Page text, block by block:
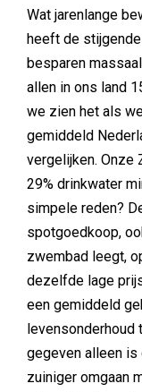
Wat jarenlange
heeft de
besparen
allen in ons land
we zien het als
gemiddeld
vergelijken. Onze
29% drinkwater
simpele reden?
spotgoedkoop,
zwembad leegt,
dezelfde lage
een gemiddeld
levensonderhoud
gegeven alleen is
zuiniger omgaan